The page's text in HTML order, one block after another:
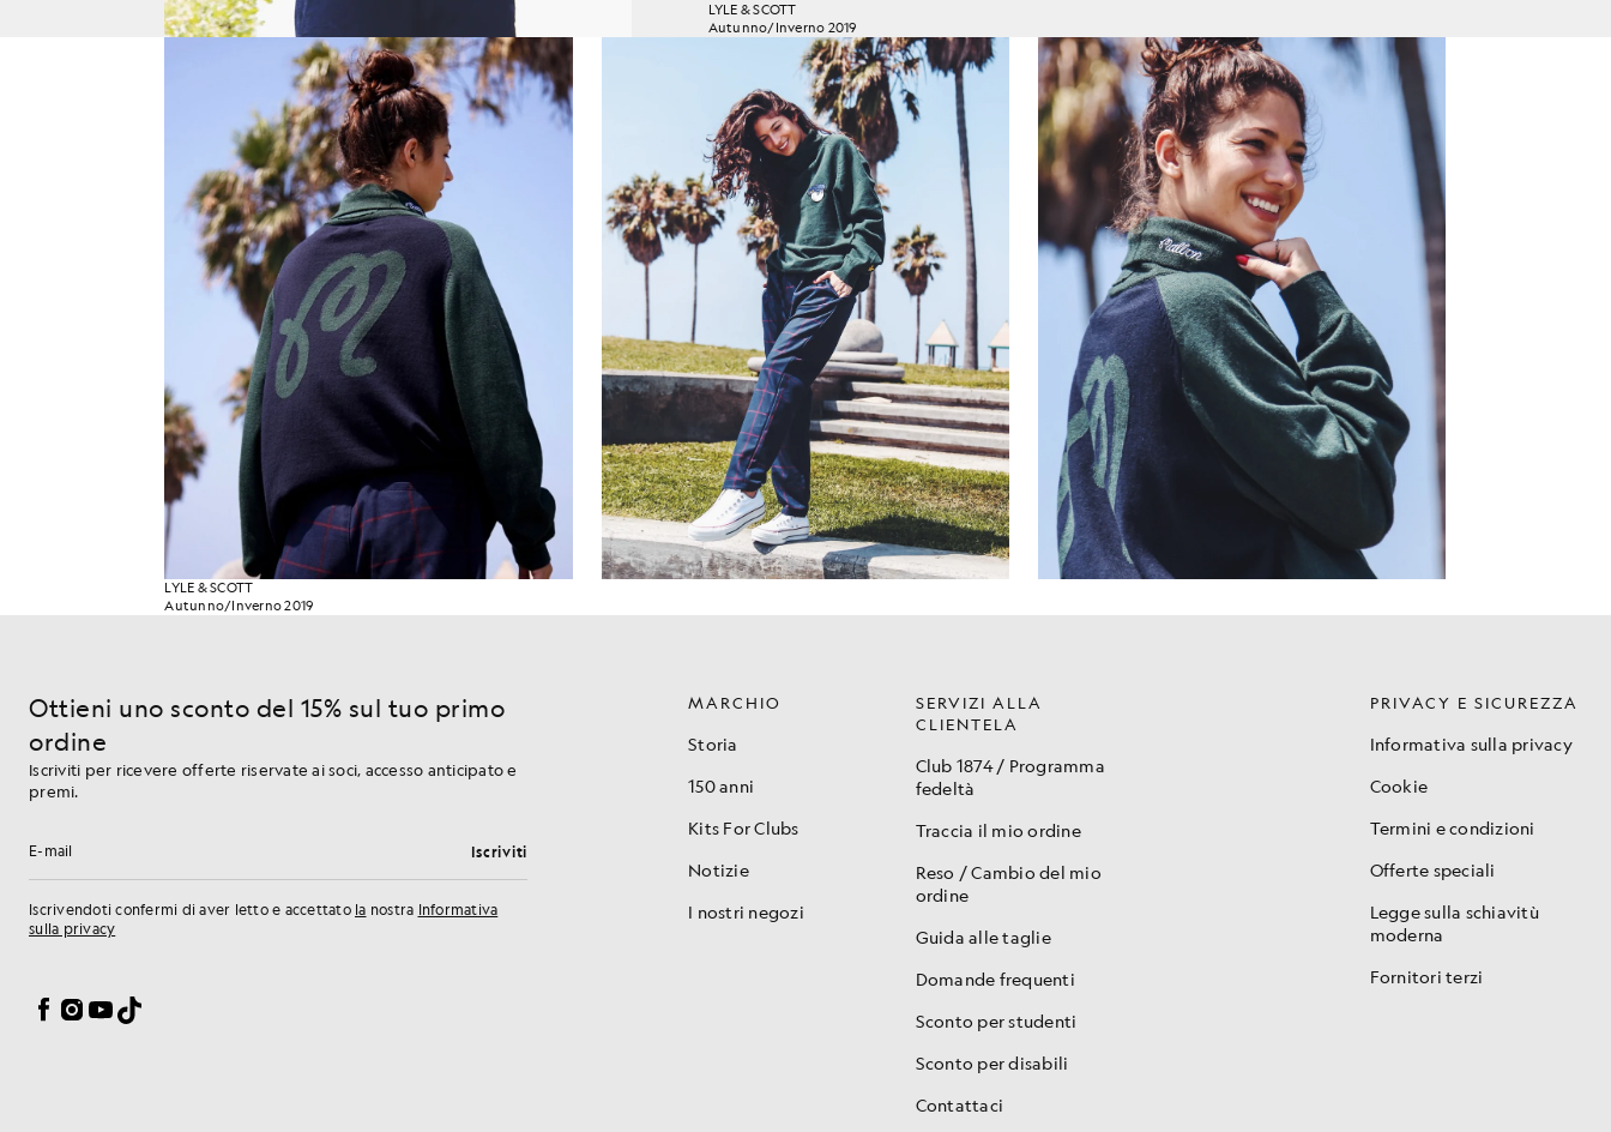
LYLE & SCOTT
Autunno/Inverno 2019
LYLE & SCOTT
Autunno/Inverno 2019
Ottieni uno sconto del 15% sul tuo primo
ordine
Iscriviti per ricevere offerte riservate ai soci, accesso anticipato e
premi.
Indirizzo e-mail Iscriviti
Iscrivendoti confermi di aver letto e accettato la nostra Informativa
sulla privacy
Facebook
Instagram
YouTube
TikTok
MARCHIO
Storia
150 anni
Kits For Clubs
Notizie
I nostri negozi
SERVIZI ALLA
CLIENTELA
Club 1874 / Programma
fedeltà
Traccia il mio ordine
Reso / Cambio del mio
ordine
Guida alle taglie
Domande frequenti
Sconto per studenti
Sconto per disabili
Contattaci
PRIVACY E SICUREZZA
Informativa sulla privacy
Cookie
Termini e condizioni
Offerte speciali
Legge sulla schiavitù
moderna
Fornitori terzi